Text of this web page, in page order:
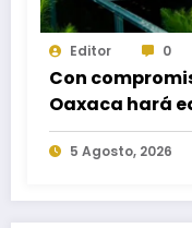
Editor 0
Con
Oaxaca hará
Nacional de
5 Agosto, 2026